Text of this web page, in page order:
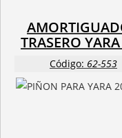
TRASERO
Código: 62-553